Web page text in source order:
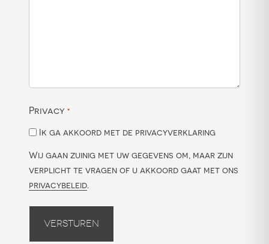
Privacy *
Ik ga akkoord met de privacyverklaring
Wij gaan zuinig met uw gegevens om, maar zijn
verplicht te vragen of u akkoord gaat met ons
privacybeleid.
Versturen